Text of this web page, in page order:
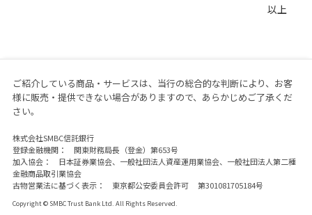
以上
ご紹介している商品・サービスは、当行の総合的な判断により、お客
様に販売・提供できない場合がありますので、あらかじめご了承くだ
さい。
株式会社SMBC信託銀行
登録金融機関： 関東財務局長（登金）第653号
加入協会： 日本証券業協会、一般社団法人資産運用業協会、一般社団法人第二種
金融商品取引業協会
古物営業法に基づく表示： 東京都公安委員会許可 第301081705184号
Copyright © SMBC Trust Bank Ltd. All Rights Reserved.